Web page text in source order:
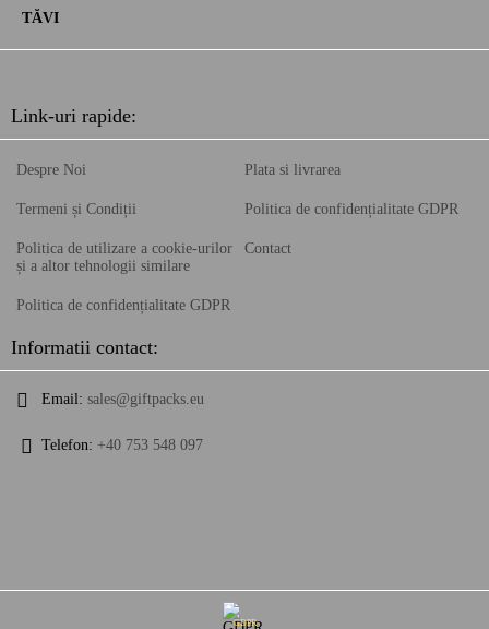
TĂVI
Link-uri rapide:
Despre Noi
Termeni și Condiții
Politica de utilizare a cookie-urilor
și a altor tehnologii similare
Politica de confidențialitate GDPR
Plata si livrarea
Politica de confidențialitate GDPR
Contact
Informatii contact:
Email: sales@giftpacks.eu
Telefon: +40 753 548 097
GDPR